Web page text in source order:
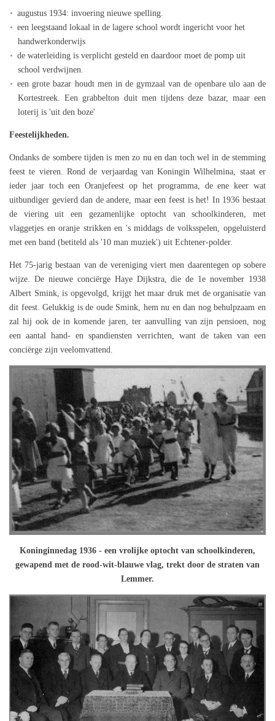
augustus 1934: invoering nieuwe spelling.
een leegstaand lokaal in de lagere school wordt ingericht voor het
handwerkonderwijs
de waterleiding is verplicht gesteld en daardoor moet de pomp uit
school verdwijnen.
een grote bazar houdt men in de gymzaal van de openbare ulo aan de
Kortestreek. Een grabbelton duit men tijdens deze bazar, maar een
loterij is 'uit den boze'
Feestelijkheden.
Ondanks de sombere tijden is men zo nu en dan toch wel in de stemming
feest te vieren. Rond de verjaardag van Koningin Wilhelmina, staat er
ieder jaar toch een Oranjefeest op het programma, de ene keer wat
uitbundiger gevierd dan de andere, maar een feest is het! In 1936 bestaat
de viering uit een gezamenlijke optocht van schoolkinderen, met
vlaggetjes en oranje strikken en 's middags de volksspelen, opgeluisterd
met een band (betiteld als '10 man muziek') uit Echtener-polder.
Het 75-jarig bestaan van de vereniging viert men daarentegen op sobere
wijze. De nieuwe conciërge Haye Dijkstra, die de 1e november 1938
Albert Smink, is opgevolgd, krijgt het maar druk met de organisatie van
dit feest. Gelukkig is de oude Smink, hem nu en dan nog behulpzaam en
zal hij ook de in komende jaren, ter aanvulling van zijn pensioen, nog
een aantal hand- en spandiensten verrichten, want de taken van een
conciërge zijn veelomvattend.
Koninginnedag 1936 - een vrolijke optocht van schoolkinderen,
gewapend met de rood-wit-blauwe vlag, trekt door de straten van
Lemmer.